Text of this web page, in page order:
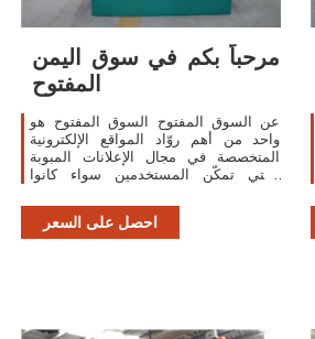
مرحباً بكم في سوق اليمن
المفتوح
عن السوق المفتوح السوق المفتوح هو
واحد من أهم روّاد المواقع الإلكترونية
المتخصصة في مجال الإعلانات المبوبة
والتي تمكّن المستخدمين سواء كانوا
السلع والمنتجات والخدمات خلال أقصر
وقتاحصل على السعر